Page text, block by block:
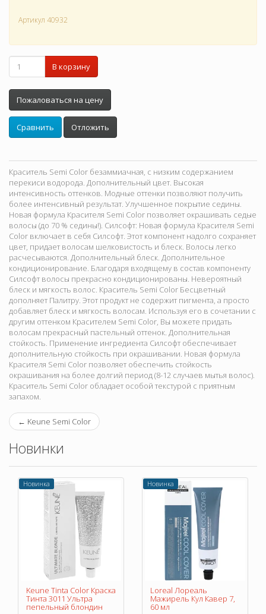
Артикул 40932
В корзину
Пожаловаться на цену
Сравнить Отложить
Краситель Semi Color безаммиачная, с низким содержанием
перекиси водорода. Дополнительный цвет. Высокая
интенсивность оттенков. Модные оттенки позволяют получить
более интенсивный результат. Улучшенное покрытие седины.
Новая формула Красителя Semi Color позволяет окрашивать седые
волосы (до 70 % седины!). Силсофт: Новая формула Красителя Semi
Color включает в себя Силсофт. Этот компонент надолго сохраняет
цвет, придает волосам шелковистость и блеск. Волосы легко
расчесываются. Дополнительный блеск. Дополнительное
кондиционирование. Благодаря входящему в состав компоненту
Силсофт волосы прекрасно кондиционированы. Невероятный
блеск и мягкость волос. Краситель Semi Color Бесцветный
дополняет Палитру. Этот продукт не содержит пигмента, а просто
добавляет блеск и мягкость волосам. Используя его в сочетании с
другим оттенком Красителем Semi Color, Вы можете придать
волосам прекрасный пастельный оттенок. Дополнительная
стойкость. Применение ингредиента Силсофт обеспечивает
дополнительную стойкость при окрашивании. Новая формула
Красителя Semi Color позволяет обеспечить стойкость
окрашивания на более долгий период (8-12 случаев мытья волос).
Краситель Semi Color обладает особой текстурой с приятным
запахом.
← Keune Semi Color
Новинки
Новинка
Keune Tinta Color Краска
Тинта 3011 Ультра
пепельный блондин
Новинка
Loreal Лореаль
Мажирель Кул Кавер 7,
60 мл